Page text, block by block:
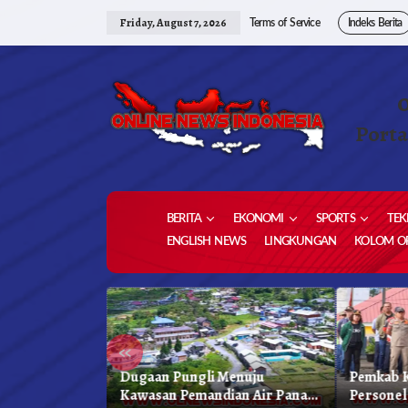
Friday, August 7, 2026 Terms of Service Indeks Berita
BERITA EKONOMI SPORTS
ENGLISH NEWS
LINGKUNGAN KOLOM
«
Dugaan Pungli Menuju
Kawasan Pemandian Air Panas
Pemkab